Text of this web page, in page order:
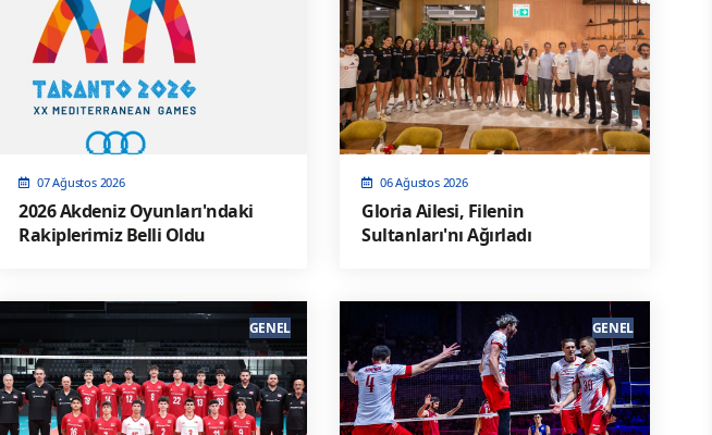
07 Ağustos 2026
2026 Akdeniz Oyunları'ndaki
Rakiplerimiz Belli Oldu
06 Ağustos 2026
Gloria Ailesi, Filenin
Sultanları'nı Ağırladı
GENEL GENEL